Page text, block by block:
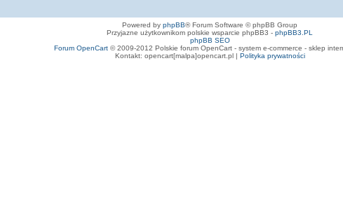
Powered by phpBB® Forum Software © phpBB Group
Przyjazne użytkownikom polskie wsparcie phpBB3 - phpBB3.PL
phpBB SEO
Forum OpenCart© 2009-2012 Polskie forum OpenCart - system e-commerce - sklep
Kontakt: opencart[malpa]opencart.pl | Polityka prywatności